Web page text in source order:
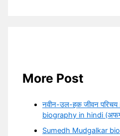
More Post
नवीन-उल-हक जीवन
biography in hindi
Sumedh Mudgalkar